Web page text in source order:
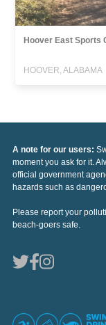
Hoover East Sports
HOOVER, ALABAMA
A note for our users:
moment you ask for it.
official government
hazards such as
Please report your
beach-goers safe.